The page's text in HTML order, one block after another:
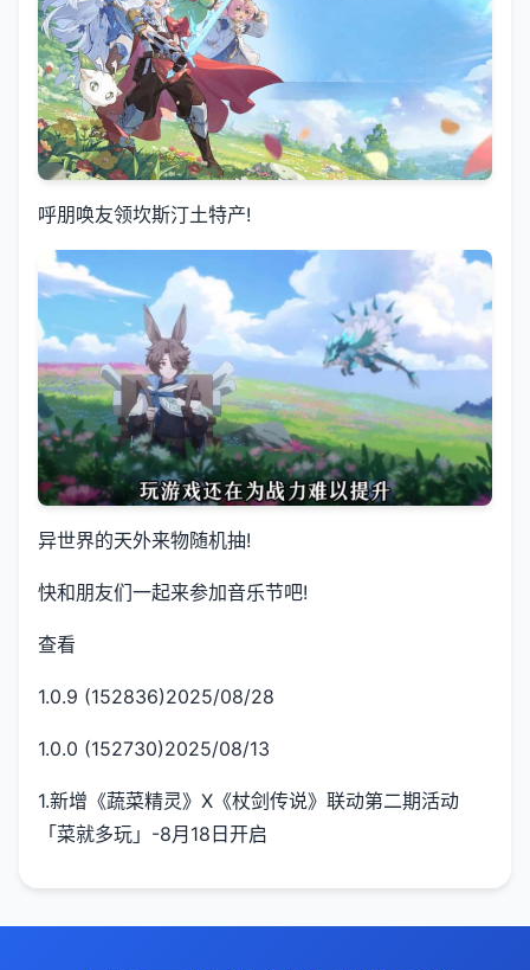
呼朋唤友领坎斯汀土特产!
异世界的天外来物随机抽!
快和朋友们一起来参加音乐节吧!
查看
1.0.9 (152836)2025/08/28
1.0.0 (152730)2025/08/13
1.新增《蔬菜精灵》X《杖剑传说》联动第二期活动
「菜就多玩」-8月18日开启